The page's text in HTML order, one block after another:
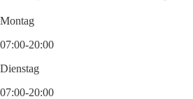
Montag
07:00-20:00
Dienstag
07:00-20:00